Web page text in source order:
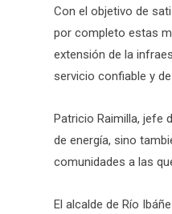
Con el objetivo de
por completo estas
extensión de la
servicio confiable y de
Patricio Raimilla, jefe
de energía, sino
comunidades a las
El alcalde de Río